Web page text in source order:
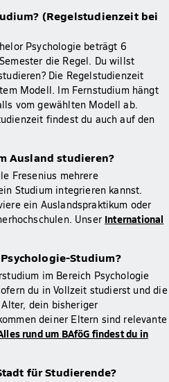
(Regelstudienzeit bei
Psychologie beträgt 6
die Regel. Du willst
Die Regelstudienzeit
Modell. Im Fernstudium hängt
vom gewählten Modell ab.
findest du auch auf den
Ausland studieren?
Fresenius mehrere
Studium integrieren kannst.
ein Auslandspraktikum oder
Unser International
Studium?
im Bereich Psychologie
du in Vollzeit studierst und die
dein bisheriger
deiner Eltern sind relevante
rund um BAföG findest du in
für Studierende?